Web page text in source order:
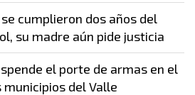
cumplieron dos años del
su madre aún pide justicia
el porte de armas en el
municipios del Valle